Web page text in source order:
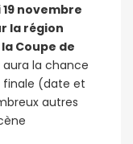
novembre
la région
Coupe de
aura la chance
finale (date et
autres